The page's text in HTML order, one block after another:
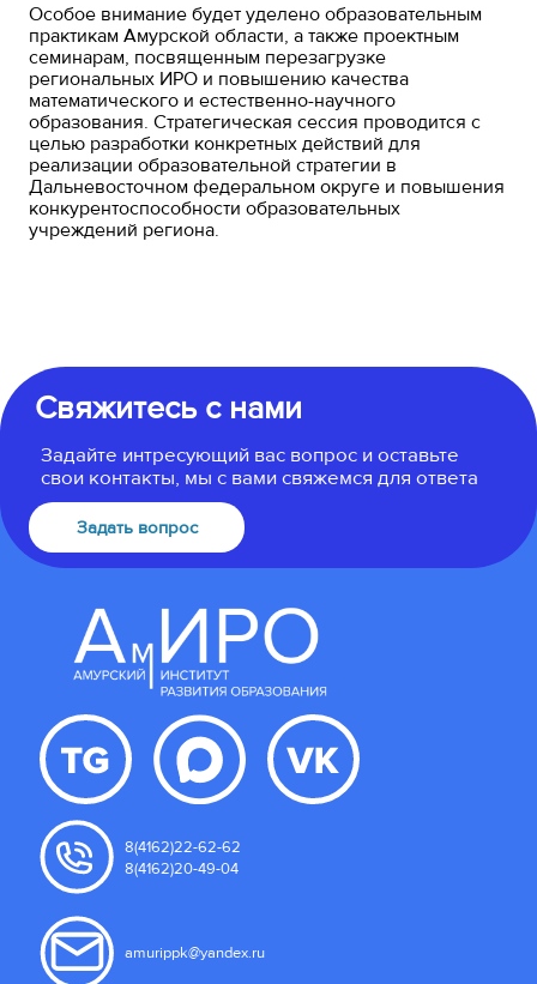
Особое внимание будет уделено образовательным
практикам Амурской области, а также проектным
семинарам, посвященным перезагрузке
региональных ИРО и повышению качества
математического и естественно-научного
образования. Стратегическая сессия проводится с
целью разработки конкретных действий для
реализации образовательной стратегии в
Дальневосточном федеральном округе и повышения
конкурентоспособности образовательных
учреждений региона.
Свяжитесь с нами
Задайте интресующий вас вопрос и оставьте
свои контакты, мы с вами свяжемся для ответа
Задать вопрос
8(4162)22-62-62
8(4162)20-49-04
amurippk@yandex.ru